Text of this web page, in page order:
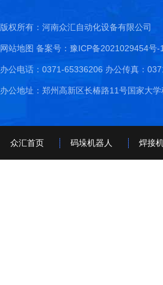
版权所有：河南众汇自动化设备有限公司
网站地图 备案号：豫ICP备2021029454号-1
办公电话：0371-65336206 办公传真：
办公地址：郑州高新区长椿路11号国家大
众汇首页 码垛机器人 焊接